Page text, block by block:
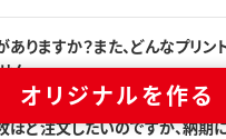
オリジナルを作る
ありますか？また、どんなプリ
ん。
ほど注文したいのですが、納期